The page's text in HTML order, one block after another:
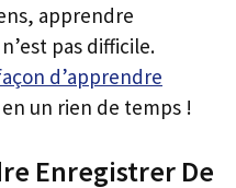
apprendre
pas difficile.
d’apprendre
en un rien de temps !
Enregistrer De